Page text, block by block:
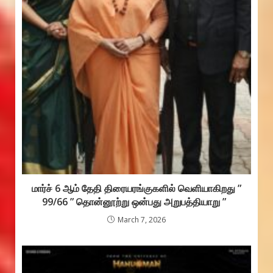
மார்ச் 6 ஆம் தேதி திரையரங்குகளில் வெளியாகிறது ”
99/66 ” தொன்னூற்று ஒன்பது அறுபத்தியாறு ”
March 7, 2026